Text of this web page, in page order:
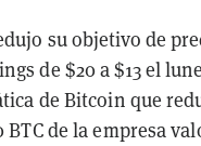
su objetivo de
de $20 a $13 el
de Bitcoin que
BTC de la empresa